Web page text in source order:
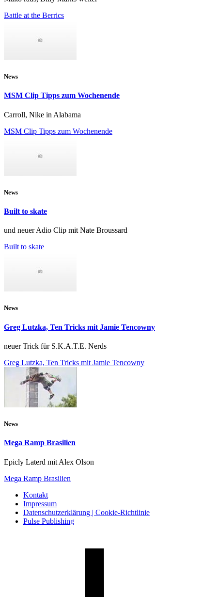
Battle at the Berrics
News
MSM Clip Tipps zum Wochenende
Carroll, Nike in Alabama
MSM Clip Tipps zum Wochenende
News
Built to skate
und neuer Adio Clip mit Nate Broussard
Built to skate
News
Greg Lutzka, Ten Tricks mit Jamie Tencowny
neuer Trick für S.K.A.T.E. Nerds
Greg Lutzka, Ten Tricks mit Jamie Tencowny
News
Mega Ramp Brasilien
Epicly Laterd mit Alex Olson
Mega Ramp Brasilien
Kontakt
Impressum
Datenschutzerklärung | Cookie-Richtlinie
Pulse Publishing